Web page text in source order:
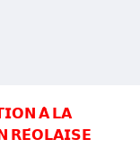
𝗔̀ 𝗟𝗔
𝗥𝗘́𝗢𝗟𝗔𝗜𝗦𝗘